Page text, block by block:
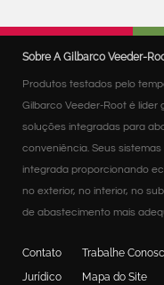
Sobre A Gilbarco Veeder-
Produtos testados pelo
Gilbarco Veeder-Root é líder
soluções integradas para
conveniência. Seus
integrada proporcionando
no exterior, no interior, no
de abastecimento mais
Contato Trabalhe
Jurídico
Mapa do Site